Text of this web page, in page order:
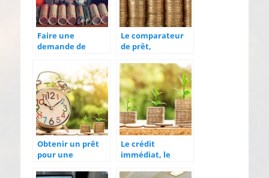
Faire une
demande de
Le comparateur
de prêt,
un bon emprunt
Obtenir un prêt
pour une
Le crédit
immédiat, le